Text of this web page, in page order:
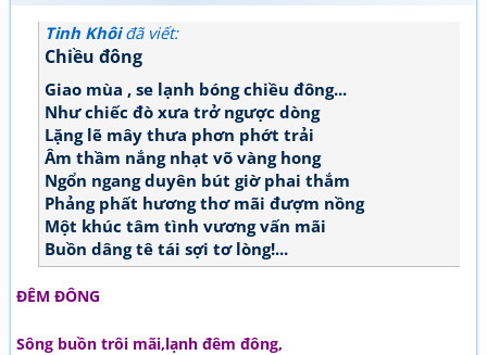
Tinh Khôiđã viết:
Chiều đông
Giao mùa , se lạnh bóng chiều đông...
Như chiếc đò xưa trở ngược dòng
Lặng lẽ mây thưa phơn phớt trải
Âm thầm nắng nhạt võ vàng hong
Ngổn ngang duyên bút giờ phai thắm
Phảng phất hương thơ mãi đượm nồng
Một khúc tâm tình vương vấn mãi
Buồn dâng tê tái sợi tơ lòng!...
ĐÊM ĐÔNG
Sông buồn trôi mãi,lạnh đêm đông,